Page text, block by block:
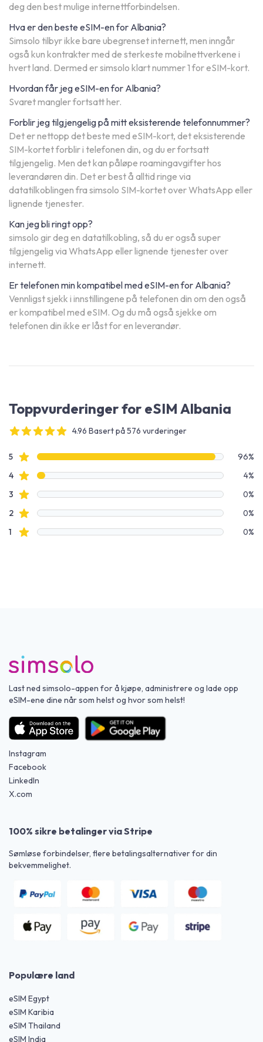
deg den best mulige internettforbindelsen.
Hva er den beste eSIM-en for Albania?
Simsolo tilbyr ikke bare ubegrenset internett, men inngår
også kun kontrakter med de sterkeste mobilnettverkene i
hvert land. Dermed er simsolo klart nummer 1 for eSIM-kort.
Hvordan får jeg eSIM-en for Albania?
Svaret mangler fortsatt her.
Forblir jeg tilgjengelig på mitt eksisterende telefonnummer?
Det er nettopp det beste med eSIM-kort, det eksisterende
SIM-kortet forblir i telefonen din, og du er fortsatt
tilgjengelig. Men det kan påløpe roamingavgifter hos
leverandøren din. Det er best å alltid ringe via
datatilkoblingen fra simsolo SIM-kortet over WhatsApp eller
lignende tjenester.
Kan jeg bli ringt opp?
simsolo gir deg en datatilkobling, så du er også super
tilgjengelig via WhatsApp eller lignende tjenester over
internett.
Er telefonen min kompatibel med eSIM-en for Albania?
Vennligst sjekk i innstillingene på telefonen din om den også
er kompatibel med eSIM. Og du må også sjekke om
telefonen din ikke er låst for en leverandør.
Toppvurderinger for eSIM Albania
4.96 Basert på 576 vurderinger
Vurderingsdata
5Stjernevurderinger
96%
4Stjernevurderinger
4%
3 Stjernevurderinger
0%
2Stjernevurderinger
0%
1 Stjernevurderinger 0%
Last ned simsolo-appen for å kjøpe, administrere og lade opp
eSIM-ene dine når som helst og hvor som helst!
Instagram
Facebook
LinkedIn
X.com
100% sikre betalinger via Stripe
Sømløse forbindelser, flere betalingsalternativer for din
bekvemmelighet.
Populære land
eSIM Egypt
eSIM Karibia
eSIM Thailand
eSIM India